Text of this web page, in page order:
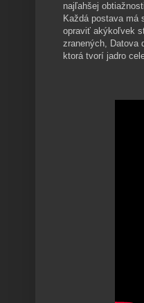
najľahšej
Každá postava má
opraviť akýkoľvek
zranených, Datova
ktorá tvorí jadro